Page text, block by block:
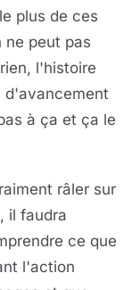
plus de ces
ne peut pas
l'histoire
d'avancement
à ça et ça le
râler sur
il faudra
ce que
l'action